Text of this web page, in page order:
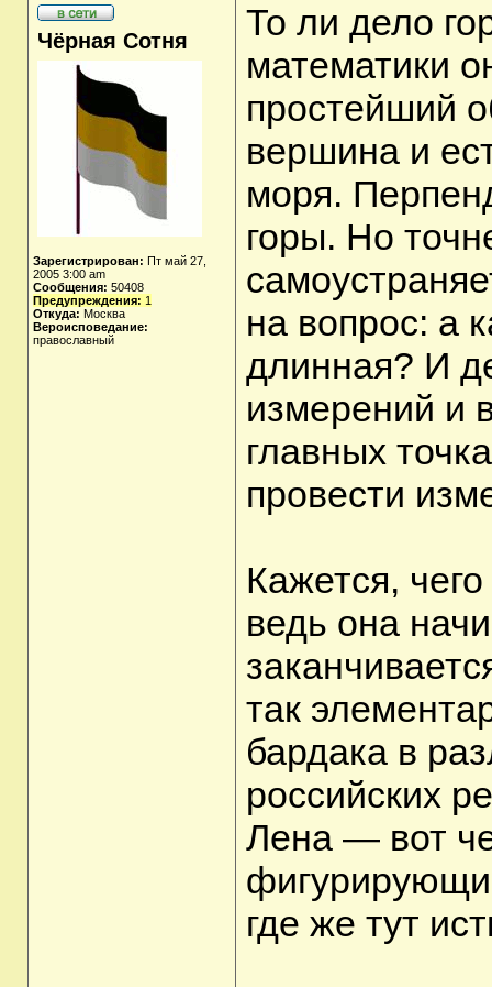
Чёрная Сотня
Зарегистрирован: Пт май 27,
2005 3:00 am
Сообщения: 50408
Предупреждения: 1
Откуда: Москва
Вероисповедание:
православный
То ли дело
математики
простейший
вершина и
моря.
горы. Но
на вопрос: а
длинная? И
измерений и
главных
провести
Кажется,
ведь она
так
бардака в
российских
Лена — вот
где же тут